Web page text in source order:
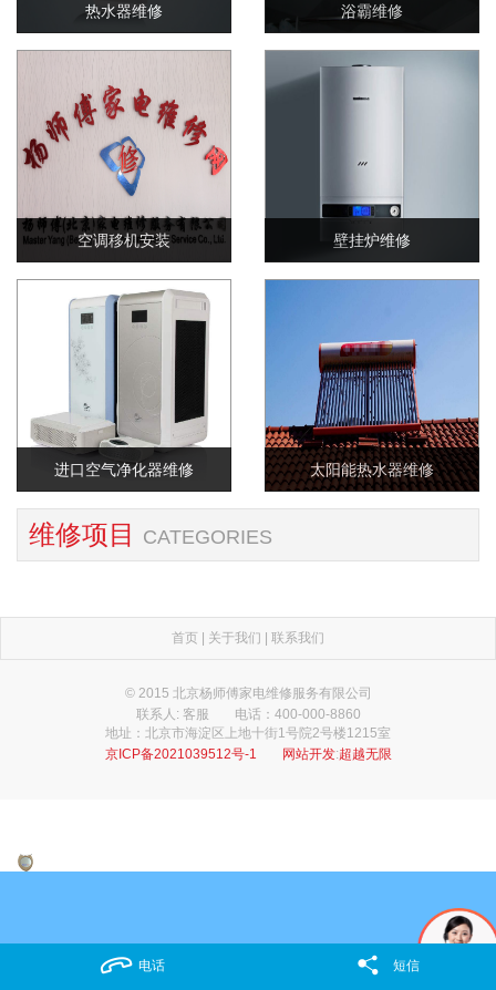
热水器维修 浴霸维修
空调移机安装 壁挂炉维修
进口空气净化器维修 太阳能热水器维修
维修项目 CATEGORIES
首页 | 关于我们 | 联系我们
© 2015 北京杨师傅家电维修服务有限公司
联系人: 客服
电话：400-000-8860
地址：北京市海淀区上地十街1号院2号楼1215室
京ICP备2021039512号-1
网站开发:超越无限
电话 短信